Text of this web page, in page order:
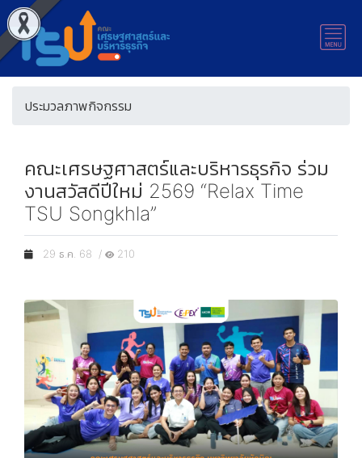
ประมวลภาพกิจกรรม
คณะเศรษฐศาสตร์และบริหารธุรกิจ ร่วม
งานสวัสดีปีใหม่ 2569 “Relax Time
TSU Songkhla”
29 ธ.ค. 68 / 210